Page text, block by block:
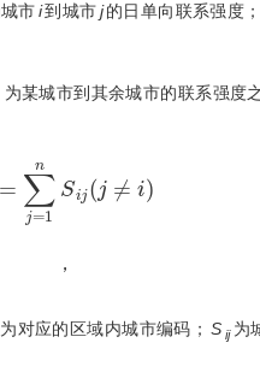
市i到城市j的日单向联系强度；
某城市到其余城市的联系强度
j=
，
为对应的区域内城市编码； S ij 为